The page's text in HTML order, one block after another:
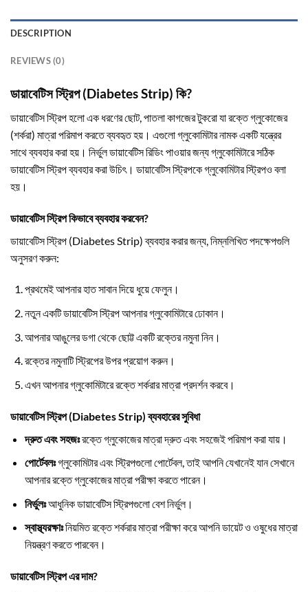
DESCRIPTION
REVIEWS (0)
ডায়াবেটিস স্ট্রিপ (Diabetes Strip) কি?
ডায়াবেটিস স্ট্রিপ হলো এক ধরণের ছোট, পাতলা কাগজের টুকরো যা রক্তে গ্লুকোজের
(শর্করা) মাত্রা পরিমাপ করতে ব্যবহৃত হয়। এগুলো গ্লুকোমিটার নামক একটি যন্ত্রের
সাথে ব্যবহার করা হয়। নির্ভুল ডায়াবেটিস রিডিং পাওয়ার জন্য গ্লুকোমিটারে সঠিক
ডায়াবেটিস স্ট্রিপ ব্যবহার করা উচিৎ। ডায়াবেটিস স্ট্রিপকে গ্লুকোমিটার স্ট্রিপও বলা
হয়।
ডায়াবেটিস স্ট্রিপ কিভাবে ব্যবহার করবেন?
ডায়াবেটিস স্ট্রিপ (Diabetes Strip) ব্যবহার করার জন্য, নিম্নলিখিত পদক্ষেপগুলি
অনুসরণ করুন:
প্রথমেই আপনার হাত সাবান দিয়ে ধুয়ে ফেলুন।
নতুন একটি ডায়াবেটিস স্ট্রিপ আপনার গ্লুকোমিটারে ঢোকান।
আপনার আঙুলের ডগা থেকে ছোট্ট একটি রক্তের নমুনা নিন।
রক্তের নমুনাটি স্ট্রিপের উপর প্রয়োগ করুন।
এখন আপনার গ্লুকোমিটারে রক্তে শর্করার মাত্রা প্রদর্শন করবে।
ডায়াবেটিস স্ট্রিপ (Diabetes Strip) ব্যবহারের সুবিধা
দ্রুত এবং সহজঃরক্তে গ্লুকোজের মাত্রা দ্রুত এবং সহজেই পরিমাপ করা যায়।
পোর্টেবলঃগ্লুকোমিটার এবং স্ট্রিপগুলো পোর্টেবল, তাই আপনি যেখানেই যান সেখানে
আপনার রক্তে গ্লুকোজের মাত্রা পরীক্ষা করতে পারেন।
নির্ভুলঃআধুনিক ডায়াবেটিস স্ট্রিপগুলো বেশ নির্ভুল।
স্বাস্থ্যরক্ষাঃনিয়মিত রক্তে শর্করার মাত্রা পরীক্ষা করে আপনি ডায়েট ও ওষুধের মাত্রা
নিয়ন্ত্রণ করতে পারবেন।
ডায়াবেটিস স্ট্রিপ এর দাম?